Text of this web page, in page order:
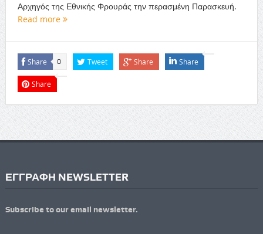
Αρχηγός της Εθνικής Φρουράς την περασμένη Παρασκευή.
Read more
Share 0 Tweet Share Share
Share
ΕΓΓΡΑΦΗ NEWSLETTER
Subscribe to our email newsletter.